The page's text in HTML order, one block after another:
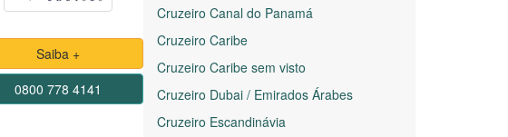
Saiba +
0800 778 4141
Cruzeiro Canal do Panamá
Cruzeiro Caribe
Cruzeiro Caribe sem visto
Cruzeiro Dubai / Emirados Árabes
Cruzeiro Escandinávia